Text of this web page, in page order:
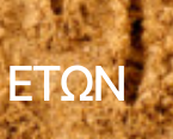
ΕΤΩΝ